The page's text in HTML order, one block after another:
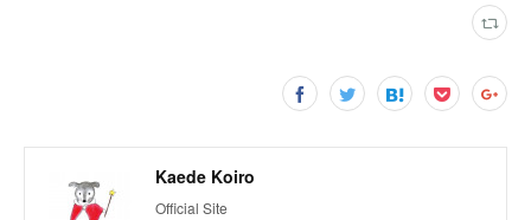
Kaede Koiro
Official Site